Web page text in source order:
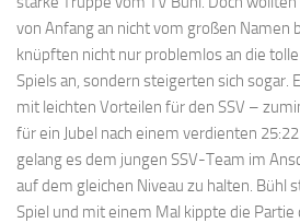
von Anfang an nicht vom großen Namen
knüpften nicht nur problemlos an die
Spiels an, sondern steigerten sich sogar.
mit leichten Vorteilen für den SSV –
für ein Jubel nach einem verdienten
gelang es dem jungen SSV-Team im
auf dem gleichen Niveau zu halten. Bühl
Spiel und mit einem Mal kippte die